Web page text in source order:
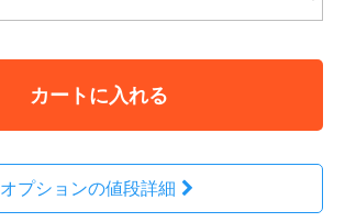
カートに入れる
オプションの値段詳細